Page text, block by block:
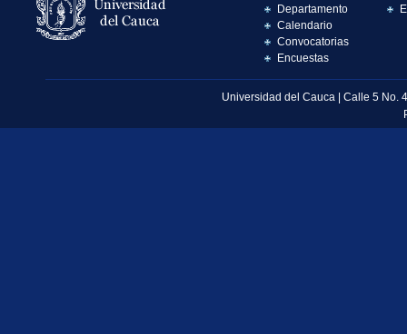
Departamento
Calendario
Convocatorias
Encuestas
Universidad del Cauca | Calle 5 No.